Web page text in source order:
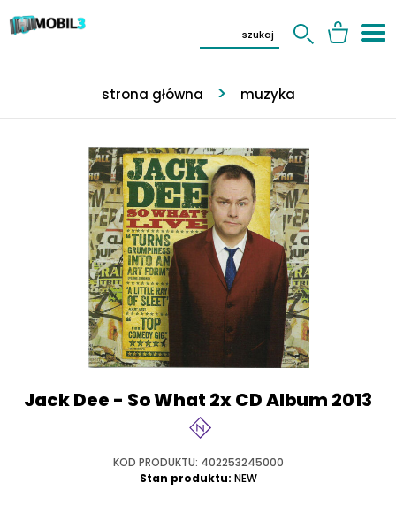
strona główna muzyka
Jack Dee - So What 2x CD Album 2013
KOD PRODUKTU: 402253245000
Stan produktu: NEW